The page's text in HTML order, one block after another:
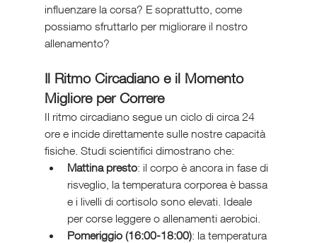
influenzare la corsa? E soprattutto, come
possiamo sfruttarlo per migliorare il nostro
allenamento?
Il Ritmo Circadiano e il Momento
Migliore per Correre
Il ritmo circadiano segue un ciclo di circa 24
ore e incide direttamente sulle nostre capacità
fisiche. Studi scientifici dimostrano che:
Mattina presto: il corpo è ancora in fase di
risveglio, la temperatura corporea è bassa
e i livelli di cortisolo sono elevati. Ideale
per corse leggere o allenamenti aerobici.
Pomeriggio (16:00-18:00): la temperatura